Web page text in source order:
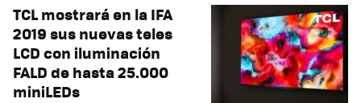
TCL mostrará en la IFA
2019 sus nuevas teles
LCD con iluminación
FALD de hasta 25.000
miniLEDs